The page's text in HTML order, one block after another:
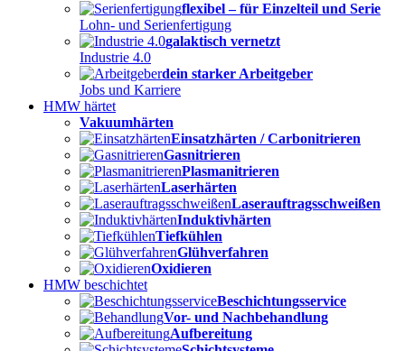
flexibel – für Einzelteil und Serie
Lohn- und Serienfertigung
galaktisch vernetzt
Industrie 4.0
dein starker Arbeitgeber
Jobs und Karriere
HMW härtet
Vakuumhärten
Einsatzhärten / Carbonitrieren
Gasnitrieren
Plasmanitrieren
Laserhärten
Laserauftragsschweißen
Induktivhärten
Tiefkühlen
Glühverfahren
Oxidieren
HMW beschichtet
Beschichtungsservice
Vor- und Nachbehandlung
Aufbereitung